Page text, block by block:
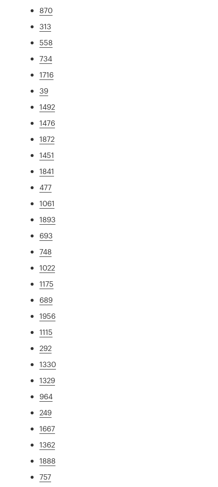
870
313
558
734
1716
39
1492
1476
1872
1451
1841
477
1061
1893
693
748
1022
1175
689
1956
1115
292
1330
1329
964
249
1667
1362
1888
757